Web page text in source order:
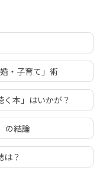
・子育て」術
本」はいかが？
の結論
は？